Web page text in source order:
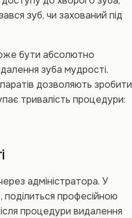
зуб, чи захований під
бути абсолютно
зуба мудрості.
дозволяють зробити
тривалість процедури:
адміністратора. У
поділиться професійною
процедури видалення